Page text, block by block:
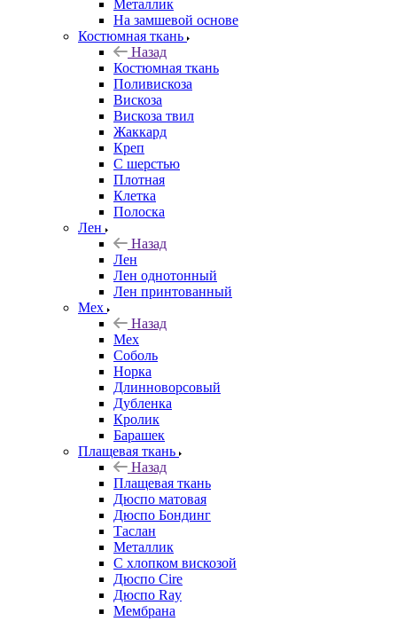
Металлик
На замшевой основе
Костюмная ткань
Назад
Костюмная ткань
Поливискоза
Вискоза
Вискоза твил
Жаккард
Креп
С шерстью
Плотная
Клетка
Полоска
Лен
Назад
Лен
Лен однотонный
Лен принтованный
Мех
Назад
Мех
Соболь
Норка
Длинноворсовый
Дубленка
Кролик
Барашек
Плащевая ткань
Назад
Плащевая ткань
Дюспо матовая
Дюспо Бондинг
Таслан
Металлик
С хлопком вискозой
Дюспо Cire
Дюспо Ray
Мембрана